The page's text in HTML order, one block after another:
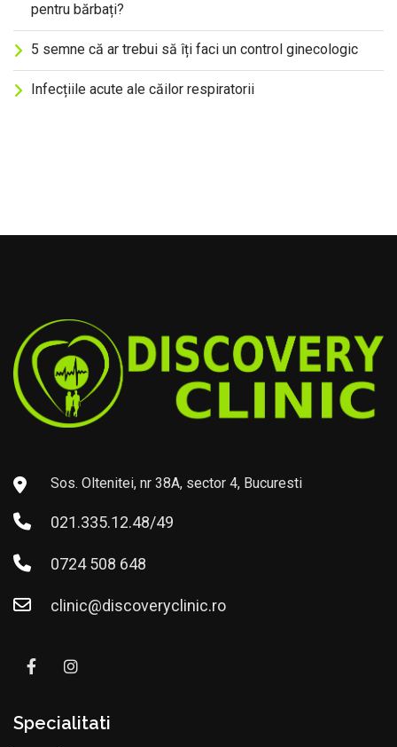
pentru bărbați?
5 semne că ar trebui să îți faci un control ginecologic
Infecțiile acute ale căilor respiratorii
Sos. Oltenitei, nr 38A, sector 4, Bucuresti
021.335.12.48/49
0724 508 648
clinic@discoveryclinic.ro
Specialitati